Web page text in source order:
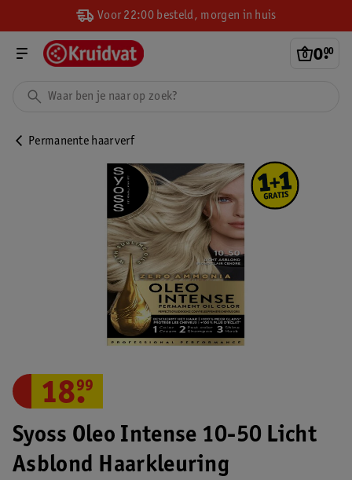
Voor 22:00 besteld, morgen in huis
0.
00
Permanente haarverf
Syoss Oleo Intense 10-50 Licht
Asblond Haarkleuring
18.
99